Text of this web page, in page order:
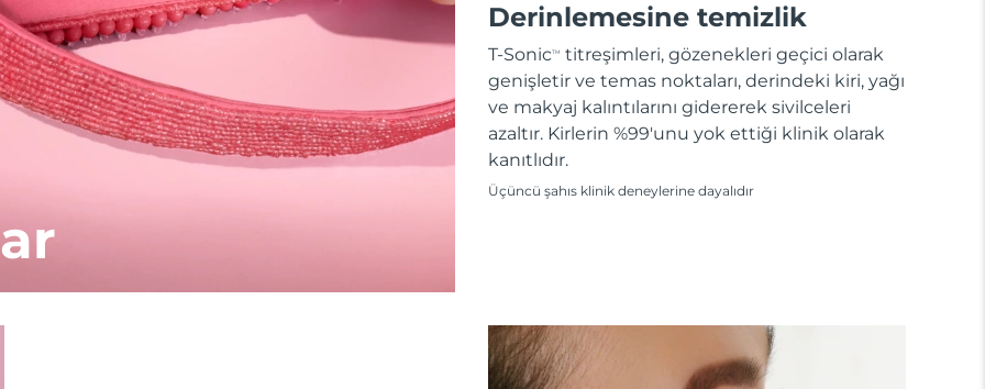
Derinlemesine temizlik
T-SonicTM
titreşimleri, gözenekleri geçici olarak
genişletir ve temas noktaları, derindeki kiri, yağı
ve makyaj kalıntılarını gidererek sivilceleri
azaltır. Kirlerin %99'unu yok ettiği klinik olarak
kanıtlıdır.
Üçüncü şahıs klinik deneylerine dayalıdır